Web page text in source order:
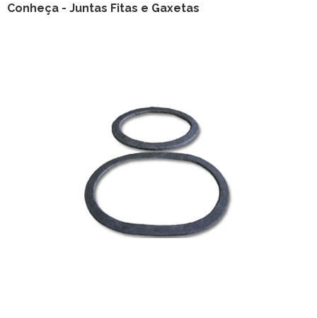
Conheça - Juntas Fitas e Gaxetas